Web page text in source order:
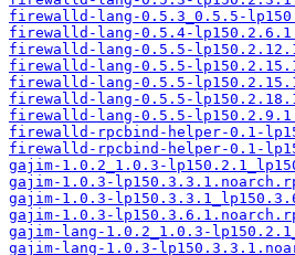
firewalld-lang-0.5.3_0.5.5-
firewalld-lang-0.5.4-
firewalld-lang-0.5.5-
firewalld-lang-0.5.5-
firewalld-lang-0.5.5-
firewalld-lang-0.5.5-
firewalld-lang-0.5.5-
firewalld-rpcbind-helper-0.1-
firewalld-rpcbind-helper-0.1-
gajim-1.0.2_1.0.3-
gajim-1.0.3-
gajim-1.0.3-
gajim-1.0.3-
gajim-lang-1.0.2_1.0.3-
gajim-lang-1.0.3-